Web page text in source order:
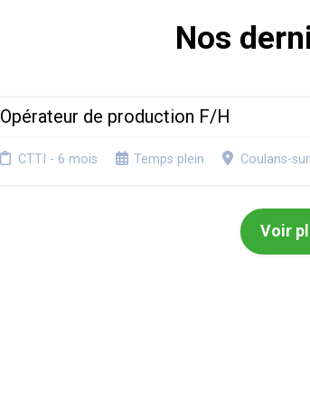
Nos
Opérateur de production F/H
CTTI - 6 mois Temps plein Coulans-
Voir